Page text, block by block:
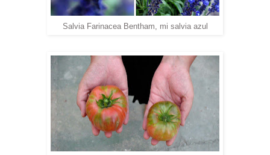
Salvia Farinacea Bentham, mi salvia azul